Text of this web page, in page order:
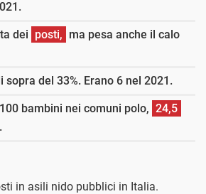
dei posti, ma pesa anche il calo
sopra del 33%. Erano 6 nel 2021.
bambini nei comuni polo, 24,5
in asili nido pubblici in Italia.